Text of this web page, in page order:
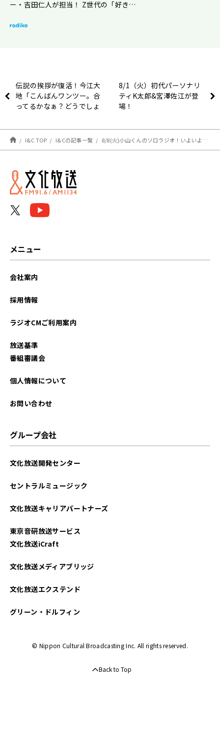
ー・吉田仁人が担当！ Z世代の「好き…
伝説の挨拶が復活！今江大
地「こんばんワンツー。合
ってるかなぁ？どうでしょ
8/1（火）初代パーソナリ
ティK太郎&宮澤佐江が登
場！
I&C TOP I&Cの記事一覧 8/8(火)小山くんのソロラジオ！いよいよ「NEWS EXPO」リリースです！
メニュー
会社案内
採用情報
ラジオCMご利用案内
放送基準
番組審議会
個人情報について
お問い合わせ
グループ会社
文化放送開発センター
セントラルミュージック
文化放送キャリアパートナーズ
東京音研放送サービス
文化放送iCraft
文化放送メディアブリッジ
文化放送エクステンド
グリーン・ドルフィン
© Nippon Cultural Broadcasting Inc. All rights reserved.
Back to Top